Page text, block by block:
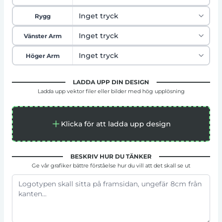
Rygg
Vänster Arm
Höger Arm
LADDA UPP DIN DESIGN
Ladda upp vektor filer eller bilder med hög upplösning
Klicka för att ladda upp design
BESKRIV HUR DU TÄNKER
Ge vår grafiker bättre förståelse hur du vill att det skall se ut